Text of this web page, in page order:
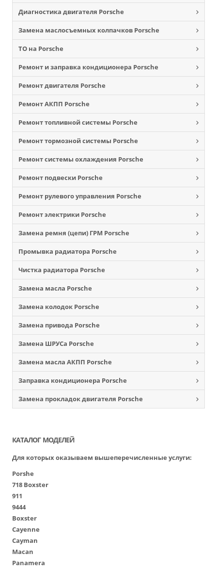
Диагностика двигателя Porsche
Замена маслосъемных колпачков Porsche
ТО на Porsche
Ремонт и заправка кондиционера Porsche
Ремонт двигателя Porsche
Ремонт АКПП Porsche
Ремонт топливной системы Porsche
Ремонт тормозной системы Porsche
Ремонт системы охлаждения Porsche
Ремонт подвески Porsche
Ремонт рулевого управления Porsche
Ремонт электрики Porsche
Замена ремня (цепи) ГРМ Porsche
Промывка радиатора Porsche
Чистка радиатора Porsche
Замена масла Porsche
Замена колодок Porsche
Замена привода Porsche
Замена ШРУСа Porsche
Замена масла АКПП Porsche
Заправка кондиционера Porsche
Замена прокладок двигателя Porsche
КАТАЛОГ МОДЕЛЕЙ
Для которых оказываем вышеперечисленные услуги:
Porshe
718 Boxster
911
9444
Boxster
Cayenne
Cayman
Macan
Panamera